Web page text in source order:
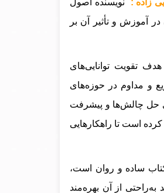
آموزش و تأثیر آن بر
تقویت توانایی‌های
و مداوم در حوزه‌های
حل چالش‌ها و پیشرفت
است تا راهکارهایی
ساده و روان است،
به‌راحتی از آن بهره‌مند